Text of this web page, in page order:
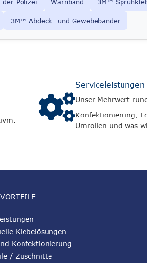
der Polizei Warnband 3M™
3M™ Abdeck- und Gewebebänder
Serviceleistungen
Unser Mehrwert
Konfektionierung,
Umrollen und was
Klebelösungen
Konfektionierung
/ Zuschnitte